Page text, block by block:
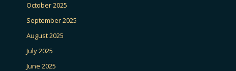
October 2025
September 2025
August 2025
July 2025
June 2025